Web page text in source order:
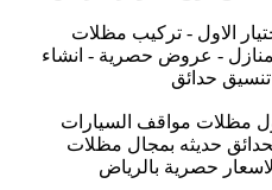
الاول - تركيب مظلات
- عروض حصرية - انشاء
حدائق
مظلات مواقف السيارات
حديثه بمجال مظلات
حصرية بالرياض